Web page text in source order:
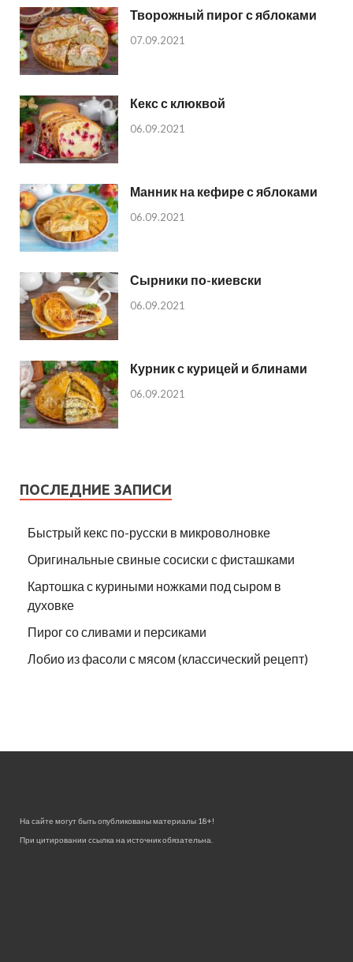
Творожный пирог с яблоками
07.09.2021
Кекс с клюквой
06.09.2021
Манник на кефире с яблоками
06.09.2021
Сырники по-киевски
06.09.2021
Курник с курицей и блинами
06.09.2021
ПОСЛЕДНИЕ ЗАПИСИ
Быстрый кекс по-русски в микроволновке
Оригинальные свиные сосиски с фисташками
Картошка с куриными ножками под сыром в
духовке
Пирог со сливами и персиками
Лобио из фасоли с мясом (классический рецепт)
На сайте могут быть опубликованы материалы 18+!
При цитировании ссылка на источник обязательна.